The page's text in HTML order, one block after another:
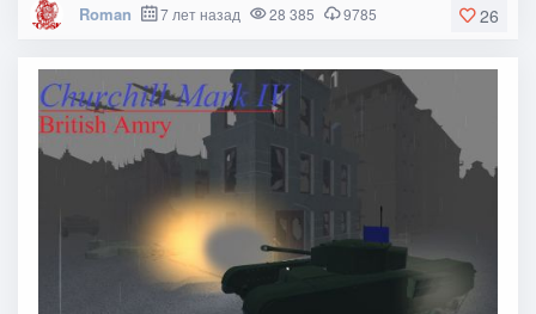
26
Roman 7 лет назад 28 385 9785